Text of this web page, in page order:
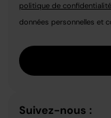
politique de confidentialité
données personnelles et
Suivez-nous :